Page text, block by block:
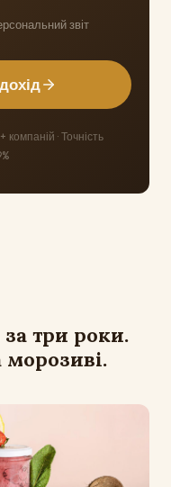
звіт
· Точність
три роки.
морозиві.